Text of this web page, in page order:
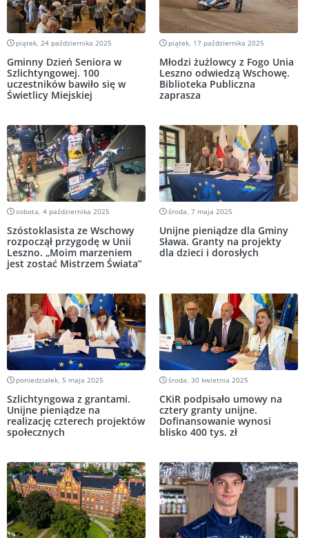
piątek, 24 października 2025
Gminny Dzień Seniora w
Szlichtyngowej. 100
uczestników bawiło się w
Świetlicy Miejskiej
piątek, 17 października 2025
Młodzi żużlowcy z Fogo Unia
Leszno odwiedzą Wschowę.
Biblioteka Publiczna
zaprasza
sobota, 4 października 2025
Szóstoklasista ze Wschowy
rozpoczął przygodę w Unii
Leszno. „Moim marzeniem
jest zostać Mistrzem Świata”
środa, 7 maja 2025
Unijne pieniądze dla Gminy
Sława. Granty na projekty
dla dzieci i dorosłych
poniedziałek, 5 maja 2025
Szlichtyngowa z grantami.
Unijne pieniądze na
realizację czterech projektów
społecznych
środa, 30 kwietnia 2025
CKiR podpisało umowy na
cztery granty unijne.
Dofinansowanie wynosi
blisko 400 tys. zł